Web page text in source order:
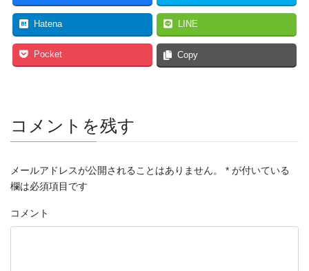
Hatena LINE
Pocket Copy
コメントを残す
メールアドレスが公開されることはありません。 * が付いている
欄は必須項目です
コメント